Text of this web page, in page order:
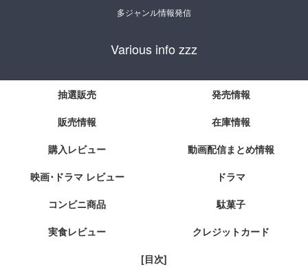
多ジャンル情報発信
Various info zzz
抽選販売
発売情報
販売情報
在庫情報
購入レビュー
動画配信まとめ情報
映画･ドラマ レビュー
ドラマ
コンビニ商品
駄菓子
実食レビュー
クレジットカード
[目次]